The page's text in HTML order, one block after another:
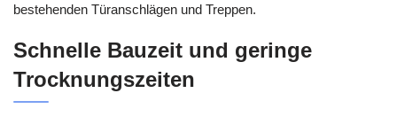
bestehenden Türanschlägen und Treppen.
Schnelle Bauzeit und geringe
Trocknungszeiten